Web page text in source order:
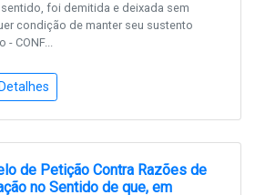
foi demitida e deixada sem
condição de manter seu sustento
- CONF...
de Petição Contra Razões de
no Sentido de que, em